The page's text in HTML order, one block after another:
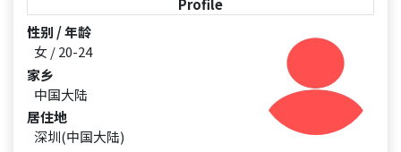
Profile
性别 / 年龄
女 / 20-24
家乡
中国大陆
居住地
深圳(中国大陆)